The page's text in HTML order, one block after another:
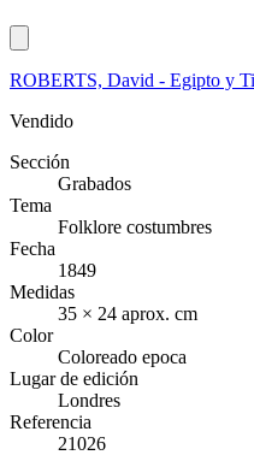
ROBERTS, David - Egipto y
Vendido
Sección
Grabados
Tema
Folklore costumbres
Fecha
1849
Medidas
35 × 24 aprox. cm
Color
Coloreado epoca
Lugar de edición
Londres
Referencia
21026